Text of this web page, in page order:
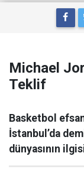
Michael
Teklif
Basketbol
İstanbul’da
dünyasının